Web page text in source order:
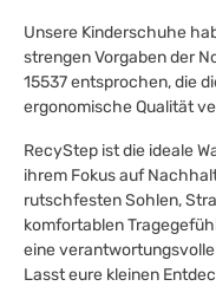
Unsere Kinderschuhe
strengen Vorgaben der
15537 entsprochen, die
ergonomische Qualität
RecyStep ist die ideale
ihrem Fokus auf
rutschfesten Sohlen,
komfortablen
eine
Lasst eure kleinen